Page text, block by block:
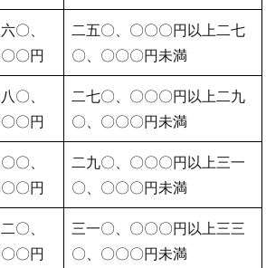
〇、
〇円
二五〇、〇〇〇円以上二七
〇、〇〇〇円未満
〇、
〇円
二七〇、〇〇〇円以上二九
〇、〇〇〇円未満
〇、
〇円
二九〇、〇〇〇円以上三一
〇、〇〇〇円未満
〇、
〇円
三一〇、〇〇〇円以上三三
〇、〇〇〇円未満